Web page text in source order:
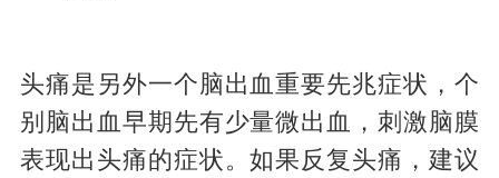
头痛是另外一个脑出血重要先兆症状，个
别脑出血早期先有少量微出血，刺激脑膜
表现出头痛的症状。如果反复头痛，建议